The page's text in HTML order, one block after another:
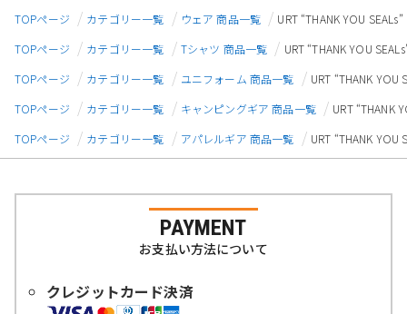
TOPページ
カテゴリー一覧 ウェア 商品一覧
URT “THANK YOU
TOPページ
カテゴリー一覧 Tシャツ 商品一覧
URT “THANK YOU
TOPページ
カテゴリー一覧 ユニフォーム 商品一覧
URT “THANK
TOPページ
カテゴリー一覧 キャンピングギア 商品一覧
URT “THANK
TOPページ
カテゴリー一覧 アパレルギア 商品一覧 URT “THANK
PAYMENT
お支払い方法について
クレジットカード決済